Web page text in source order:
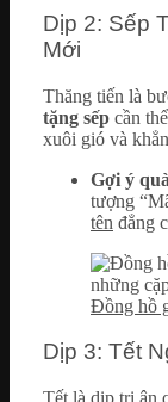
Dịp 2: Sếp
Mới
Thăng tiến là
tặng sếp cần
xuôi gió và
Gợi ý
tượng
tên đẳng
Đồng hồ
Dịp 3: Tết